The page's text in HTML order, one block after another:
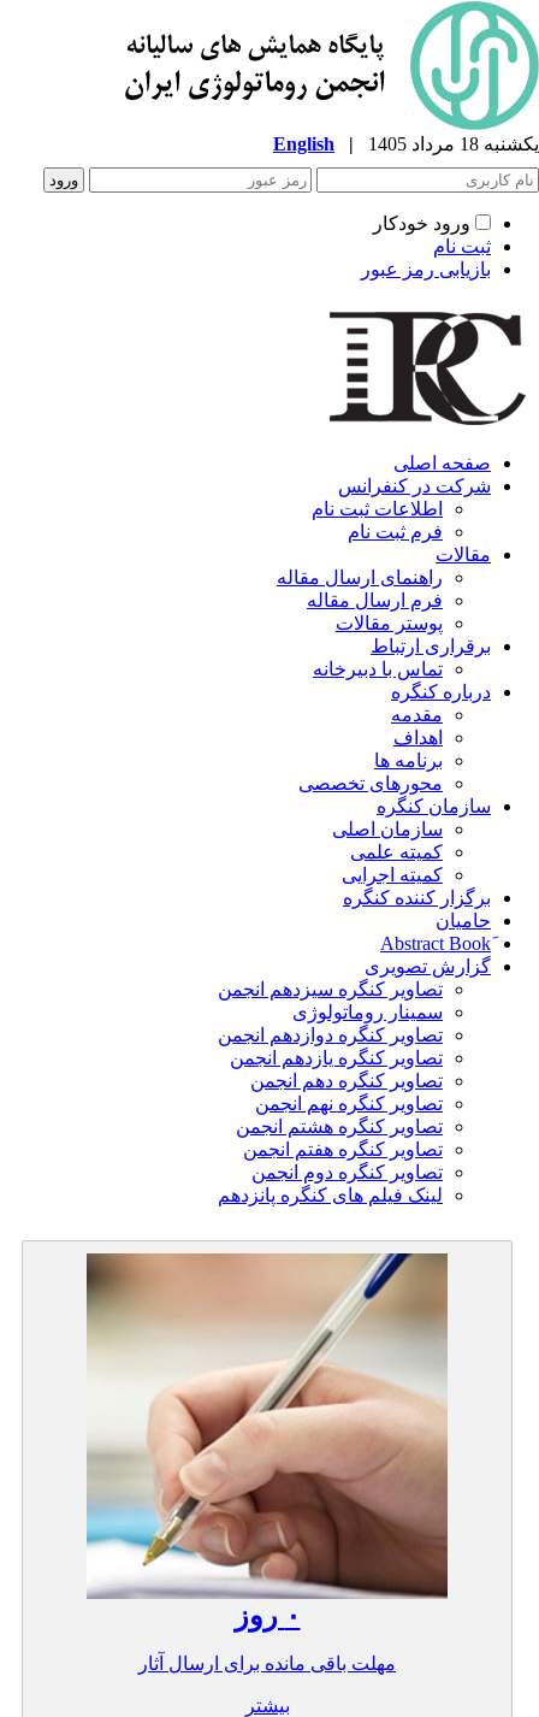
18 مرداد 1405 |
English
ورود خودکار
ثبت نام
بازیابی رمز عبور
صفحه اصلی
شرکت در کنفرانس
اطلاعات ثبت نام
فرم ثبت نام
مقالات
راهنمای ارسال مقاله
فرم ارسال مقاله
پوستر مقالات
برقراری ارتباط
تماس با دبیرخانه
درباره کنگره
مقدمه
اهداف
برنامه ها
محورهای تخصصی
سازمان کنگره
سازمان اصلی
کمیته علمی
کمیته اجرایی
برگزار کننده کنگره
حامیان
گزارش تصویری
تصاویر کنگره سیزدهم انجمن
سمینار روماتولوژی
تصاویر کنگره دوازدهم انجمن
تصاویر کنگره یازدهم انجمن
تصاویر کنگره دهم انجمن
تصاویر کنگره نهم انجمن
تصاویر کنگره هشتم انجمن
تصاویر کنگره هفتم انجمن
تصاویر کنگره دوم انجمن
لینک فیلم های کنگره پانزدهم
۰ روز
مهلت باقی مانده برای ارسال آثار
بیشتر